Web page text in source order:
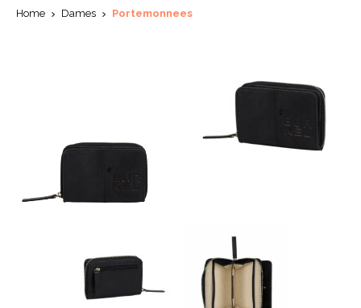
Home Dames Portemonnees